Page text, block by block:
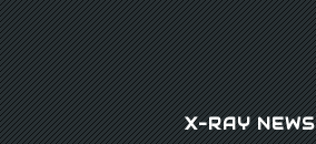
X-RAY NEWS